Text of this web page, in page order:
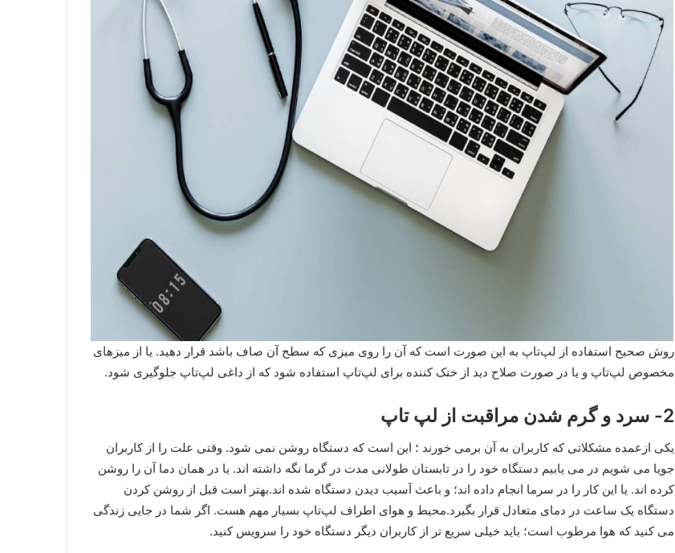
روش صحیح استفاده از لپ‌تاپ به این صورت است که آن را روی میزی که سطح آن صاف باشد قرار دهید. یا از میزهای
مخصوص لپ‌تاپ و یا در صورت صلاح دید از خنک کننده برای لپ‌تاپ استفاده شود که از داغی لپ‌تاپ جلوگیری شود.
2- سرد و گرم شدن مراقبت از لپ تاپ
یکی ازعمده مشکلاتی که کاربران به آن برمی خورند ؛ این است که دستگاه روشن نمی شود. وقتی علت را از کاربران
جویا می شویم در می یابیم دستگاه خود را در تابستان طولانی مدت در گرما نگه داشته اند. یا در همان دما آن را روشن
کرده اند. یا این کار را در سرما انجام داده اند؛ و باعث آسیب دیدن دستگاه شده اند.بهتر است قبل از روشن کردن
دستگاه یک ساعت در دمای متعادل قرار بگیرد.محیط و هوای اطراف لپ‌تاپ بسیار مهم هست. اگر شما در جایی زندگی
می کنید که هوا مرطوب است؛ باید خیلی سریع تر از کاربران دیگر دستگاه خود را سرویس کنید.